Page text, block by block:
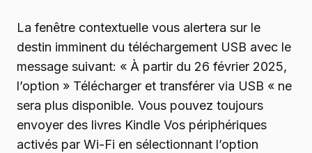
La fenêtre contextuelle vous alertera sur le
destin imminent du téléchargement USB avec le
message suivant: « À partir du 26 février 2025,
l’option » Télécharger et transférer via USB « ne
sera plus disponible. Vous pouvez toujours
envoyer des livres Kindle Vos périphériques
activés par Wi-Fi en sélectionnant l’option